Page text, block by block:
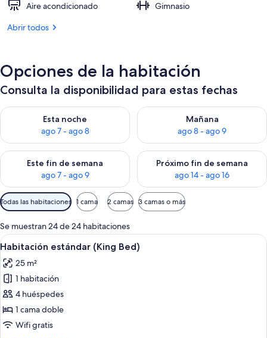
Aire acondicionado
Gimnasio
Abrir todos
Opciones de la habitación
Consulta la disponibilidad para estas fechas
Esta noche
ago 7 - ago 8
Consulta la disponibilidad para esta noche, ago 7 - ago 8
Mañana
ago 8 - ago 9
Consulta la disponibilidad
Este fin de semana
ago 7 - ago 9
Consulta la disponibilidad para este fin de semana, ago 7 -
Próximo fin de semana
ago 14 - ago 16
Consulta la disponibilidad
Filtros
disponibles
para
las
habitaciones
Todas las habitaciones 1 cama 2 camas 3 camas o más
Se muestran 24 de 24 habitaciones
Abrir
todas
las
fotos
de
Habitación
estándar
Una habitación de hotel con cama,
5
Habitación estándar (King Bed)
25 m²
1 habitación
4 huéspedes
1 cama doble
Wifi gratis